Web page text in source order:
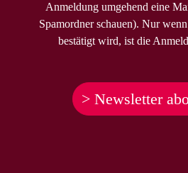
Anmeldung umgehend eine
Spamordner schauen). Nur
bestätigt wird, ist die
> Newsletter